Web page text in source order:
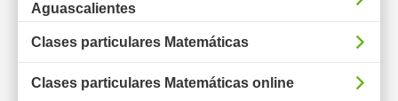
Aguascalientes
Clases particulares Matemáticas
Clases particulares Matemáticas online